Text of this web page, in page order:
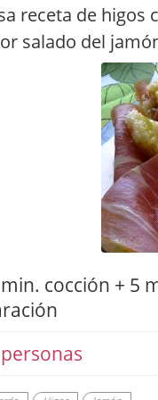
receta de
salado del
cocción + 5